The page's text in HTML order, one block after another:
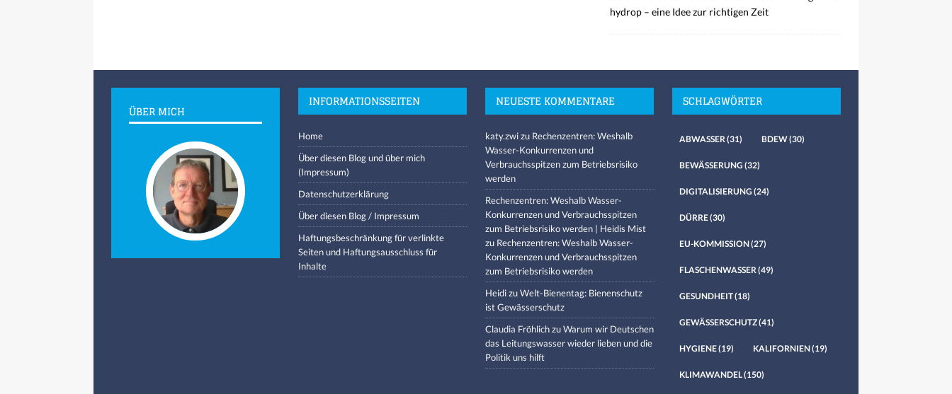
hydrop – eine Idee zur richtigen Zeit
ÜBER MICH
INFORMATIONSSEITEN
Home
Über diesen Blog und über mich
(Impressum)
Datenschutzerklärung
Über diesen Blog / Impressum
Haftungsbeschränkung für verlinkte
Seiten und Haftungsausschluss für
Inhalte
NEUESTE KOMMENTARE
katy.zwizu Rechenzentren: Weshalb
Wasser-Konkurrenzen und
Verbrauchsspitzen zum Betriebsrisiko
werden
Rechenzentren: Weshalb Wasser-
Konkurrenzen und Verbrauchsspitzen
zum Betriebsrisiko werden | Heidis Mist
zu Rechenzentren: Weshalb Wasser-
Konkurrenzen und Verbrauchsspitzen
zum Betriebsrisiko werden
HeidizuWelt-Bienentag: Bienenschutz
ist Gewässerschutz
Claudia FröhlichzuWarum wir Deutschen
das Leitungswasser wieder lieben und die
Politik uns hilft
SCHLAGWÖRTER
ABWASSER (31) BDEW(30)
BEWÄSSERUNG (32)
DIGITALISIERUNG (24)
DÜRRE(30)
EU-KOMMISSION(27)
FLASCHENWASSER (49)
GESUNDHEIT(18)
GEWÄSSERSCHUTZ(41)
HYGIENE(19) KALIFORNIEN(19)
KLIMAWANDEL(150)